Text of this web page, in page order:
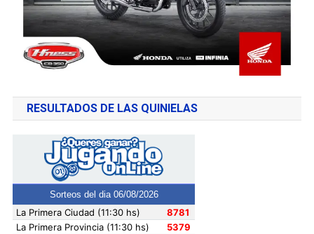
RESULTADOS DE LAS QUINIELAS